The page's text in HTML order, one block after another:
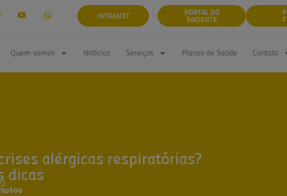
INTRANET PORTAL DO
PACIENTE
Quem somos Notícias Serviços Planos de Saúde Contato
alérgicas respiratórias?
dicas